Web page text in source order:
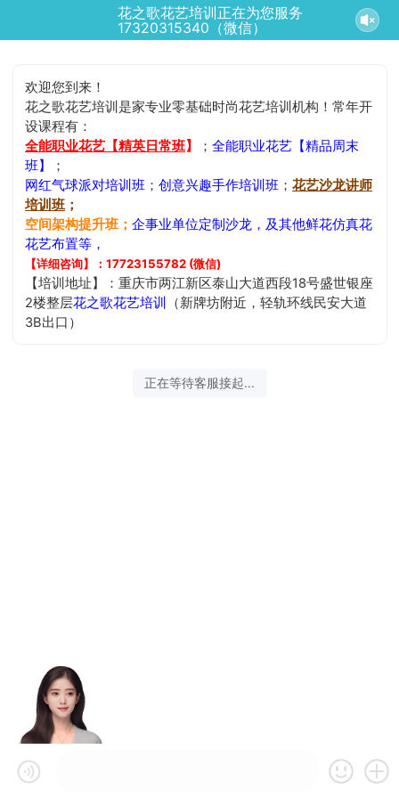
花之歌花艺培训正在为您服务
17320315340（微信）
欢迎您到来！
花之歌花艺培训是家专业零基础时尚花艺培训机构！常年开
设课程有：
全能职业花艺【精英日常班】 ；全能职业花艺【精品周末
班】
；
网红气球派对培训班 ；创意兴趣手作培训班 ；花艺沙龙讲师
培训班 ；
空间架构提升班；企事业单位定制沙龙，及其他鲜花仿真花
花艺布置等，
【详细咨询】：17723155782 (微信)
【培训地址】：重庆市两江新区泰山大道西段18号盛世银座
2楼整层花之歌花艺培训
（新牌坊附近，轻轨环线民安大道
3B出口）
正在等待客服接起...